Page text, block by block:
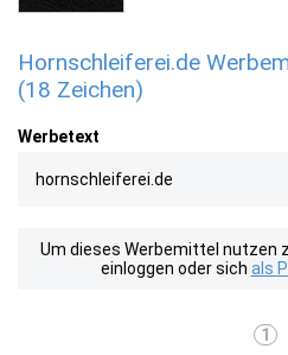
Hornschleiferei.de
(18 Zeichen)
Werbetext
hornschleiferei.de
Um dieses Werbemittel nutzen
einloggen oder sich als
1